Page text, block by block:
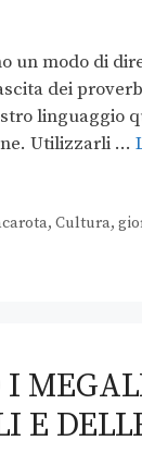
un modo di
dei
linguaggio
Utilizzarli …
, Cultura,
I
E